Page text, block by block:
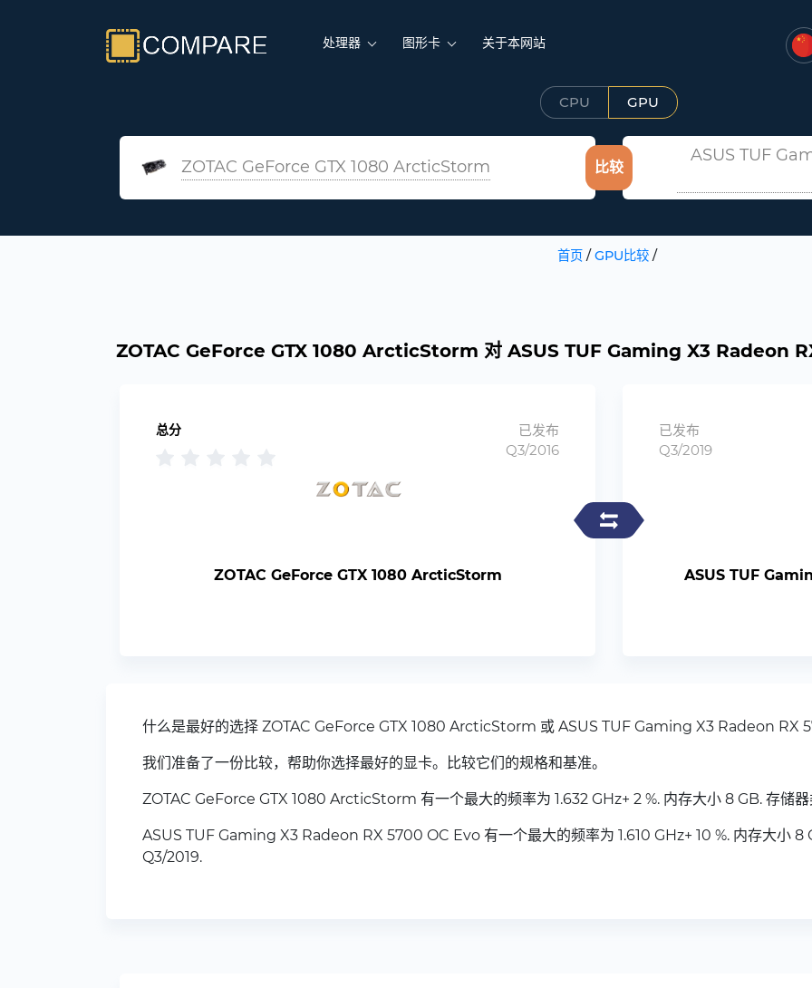
处理器 图形卡 关于本网站
CPU GPU
ZOTAC GeForce GTX 1080 ArcticStorm
ASUS TUF
比较
首页 / GPU比较 /
ZOTAC GeForce GTX 1080 ArcticStorm 对 ASUS TUF Gaming X3 Radeon
总分
已发布
Q3/2016
ZOTAC GeForce GTX 1080 ArcticStorm
已发布
Q3/2019
ASUS TUF
什么是最好的选择 ZOTAC GeForce GTX 1080 ArcticStorm 或 ASUS TUF Gaming X3 Radeon RX
我们准备了一份比较，帮助你选择最好的显卡。比较它们的规格和基准。
ZOTAC GeForce GTX 1080 ArcticStorm 有一个最大的频率为 1.632 GHz+ 2 %. 内存大小 8 GB. 存储
ASUS TUF Gaming X3 Radeon RX 5700 OC Evo 有一个最大的频率为 1.610 GHz+ 10 %. 内存大小 8
Q3/2019.